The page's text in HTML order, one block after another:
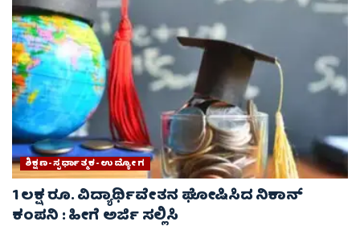
ಶಿಕ್ಷಣ-ಸ್ಪರ್ಧಾತ್ಮಕ-ಉದ್ಯೋಗ
1 ಲಕ್ಷ ರೂ. ವಿದ್ಯಾರ್ಥಿವೇತನ ಘೋಷಿಸಿದ ನಿಕಾನ್
ಕಂಪನಿ : ಹೀಗೆ ಅರ್ಜಿ ಸಲ್ಲಿಸಿ